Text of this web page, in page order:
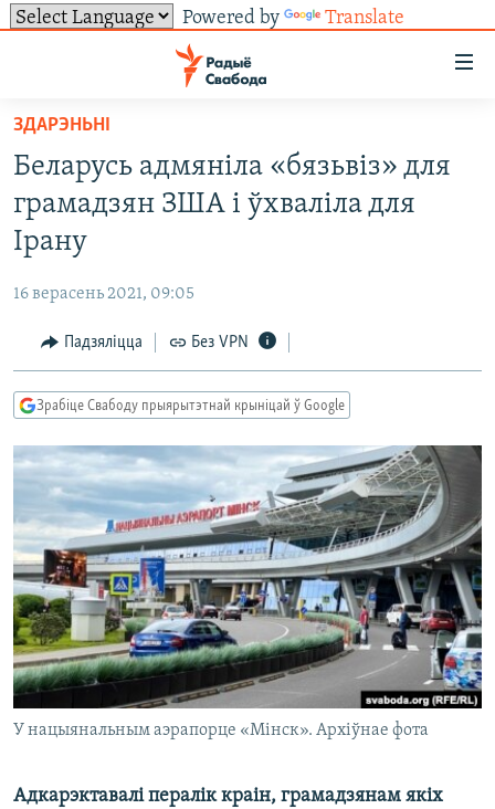
Powered by Translate
ўнівэрсальнага
доступу
Перайсьці
да
галоўнага
зьместу
Перайсьці
да
навігацыі
Перайсьці
да
УСЕ НАВІНЫ
ПАЛІТЫКА
ЭКАНОМІКА
ПАЛІТВЯЗЬНІ
КУЛЬТУРА
КАЛЯНДАР
ТОЛЬКІ НА СВАБОДЗЕ
ГІСТОРЫЯ НА СВАБОДЗЕ
ПАДКАСТЫ
PREMIUM
МОВА
НА ХВАЛЯХ СВАБОДЫ
СУВЯЗЬ
ПАДЗЯЛІЦЦА ІНФАРМАЦЫЯЙ
RSS
ПАДКАСТЫ
Усе сайты РС/РСЭ
ЗДАРЭНЬНІ
Беларусь адмяніла «бязьвіз» для
грамадзян ЗША і ўхваліла для
Ірану
16 верасень 2021, 09:05
Падзяліцца Без VPN
Зрабіце Свабоду прыярытэтнай крыніцай ў Google
У нацыянальным аэрапорце «Мінск». Архіўнае фота
Адкарэктавалі пералік краін, грамадзянам якіх